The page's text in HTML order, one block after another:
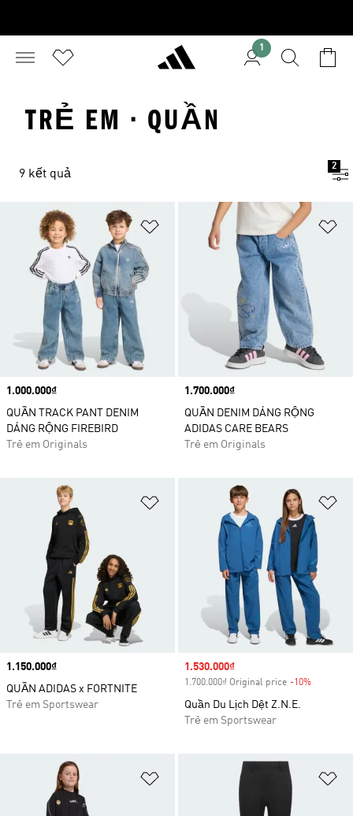
1
TRẺ EM · QUẦN
9 kết quả
2
Add to Wishlist
Price
1.000.000₫
QUẦN TRACK PANT DENIM
DÁNG RỘNG FIREBIRD
Trẻ em Originals
Price
1.700.000₫
QUẦN DENIM DÁNG RỘNG
ADIDAS CARE BEARS
Trẻ em Originals
Add to Wishlist
Price
1.150.000₫
QUẦN ADIDAS x FORTNITE
Trẻ em Sportswear
Sale price
1.530.000₫
1.700.000₫ Original price -10%
Quần Du Lịch Dệt Z.N.E.
Trẻ em Sportswear
Add to Wishlist